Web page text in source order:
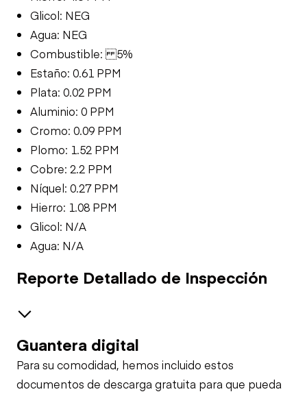
Glicol: NEG
Agua: NEG
Combustible: 5%
Estaño: 0.61 PPM
Plata: 0.02 PPM
Aluminio: 0 PPM
Cromo: 0.09 PPM
Plomo: 1.52 PPM
Cobre: 2.2 PPM
Níquel: 0.27 PPM
Hierro: 1.08 PPM
Glicol: N/A
Agua: N/A
Reporte Detallado de Inspección
Seguridad
Especialidad
Guantera digital
Para su comodidad, hemos incluido estos
documentos de descarga gratuita para que pueda